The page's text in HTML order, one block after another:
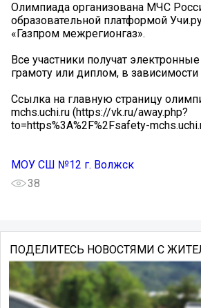
Олимпиада организована МЧС
образовательной платформой
«Газпром межрегионгаз».
Все участники получат
грамоту или диплом, в зависимости
Ссылка на главную страницу
mchs.uchi.ru (https://vk.ru/away.php?
to=https%3A%2F%2Fsafety-
МОУ СШ №12 г. Волжск
38
ПОДЕЛИТЕСЬ НОВОСТЯМИ С